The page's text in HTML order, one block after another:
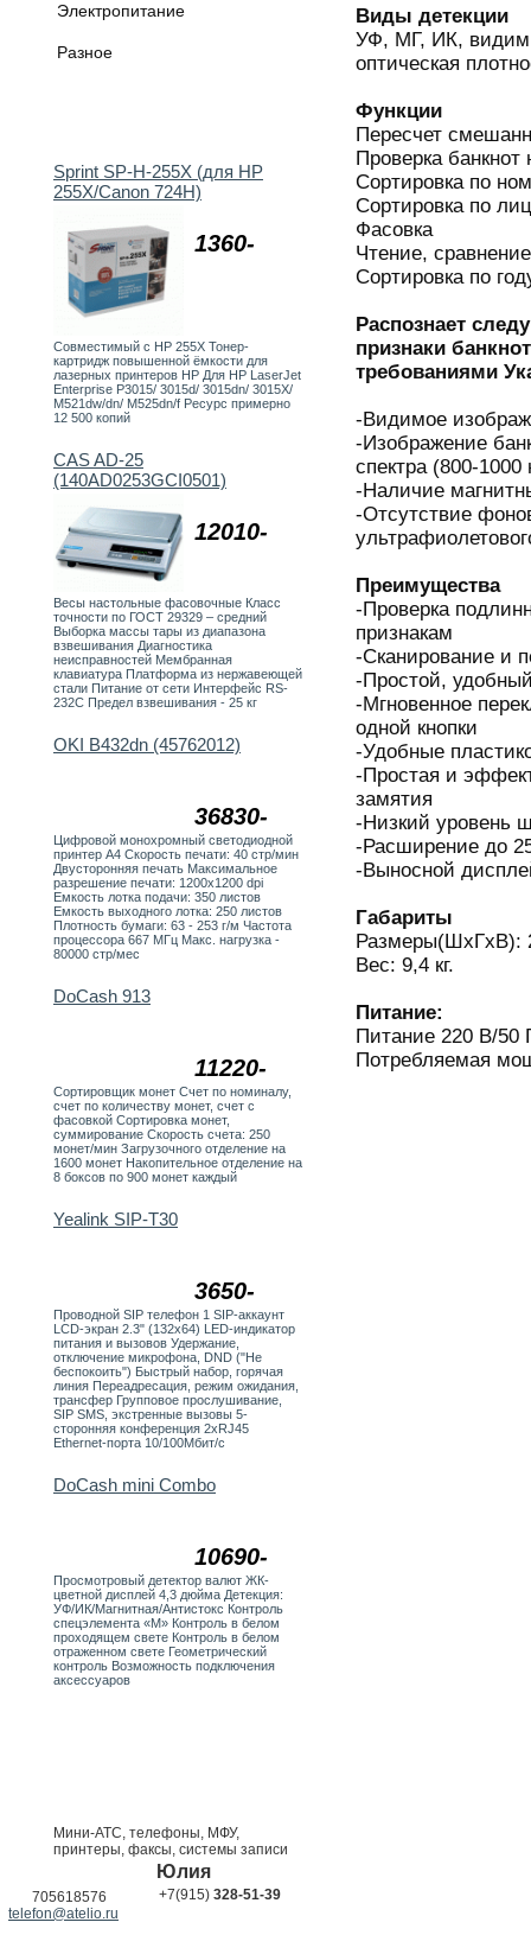
Электропитание
Разное
1360-
Sprint SP-H-255X (для HP
255X/Canon 724H)
Совместимый с HP 255X Тонер-
картридж повышенной ёмкости для
лазерных принтеров HP Для HP LaserJet
Enterprise P3015/ 3015d/ 3015dn/ 3015X/
M521dw/dn/ M525dn/f Ресурс примерно
12 500 копий
12010-
CAS AD-25
(140AD0253GCI0501)
Весы настольные фасовочные Класс
точности по ГОСТ 29329 – средний
Выборка массы тары из диапазона
взвешивания Диагностика
неисправностей Мембранная
клавиатура Платформа из нержавеющей
стали Питание от сети Интерфейс RS-
232С Предел взвешивания - 25 кг
36830-
OKI B432dn (45762012)
Цифровой монохромный светодиодной
принтер А4 Скорость печати: 40 стр/мин
Двусторонняя печать Максимальное
разрешение печати: 1200x1200 dpi
Емкость лотка подачи: 350 листов
Емкость выходного лотка: 250 листов
Плотность бумаги: 63 - 253 г/м Частота
процессора 667 МГц Макс. нагрузка -
80000 стр/мес
11220-
DoCash 913
Сортировщик монет Счет по номиналу,
счет по количеству монет, счет с
фасовкой Сортировка монет,
суммирование Скорость счета: 250
монет/мин Загрузочного отделение на
1600 монет Накопительное отделение на
8 боксов по 900 монет каждый
3650-
Yealink SIP-T30
Проводной SIP телефон 1 SIP-аккаунт
LCD-экран 2.3" (132х64) LED-индикатор
питания и вызовов Удержание,
отключение микрофона, DND ("Не
беспокоить") Быстрый набор, горячая
линия Переадресация, режим ожидания,
трансфер Групповое прослушивание,
SIP SMS, экстренные вызовы 5-
сторонняя конференция 2хRJ45
Ethernet-порта 10/100Мбит/с
10690-
DoCash mini Combo
Просмотровый детектор валют ЖК-
цветной дисплей 4,3 дюйма Детекция:
УФ/ИК/Магнитная/Антистокс Контроль
спецэлемента «М» Контроль в белом
проходящем свете Контроль в белом
отраженном свете Геометрический
контроль Возможность подключения
аксессуаров
Мини-АТС, телефоны, МФУ,
принтеры, факсы, системы записи
Юлия
705618576 +7(915) 328-51-39
telefon@atelio.ru
Виды детекции
УФ, МГ, ИК,
оптическая
Функции
Пересчет
Проверка банкнот
Сортировка по
Сортировка по
Фасовка
Чтение,
Сортировка по
Распознает
признаки
требованиями
-Видимое
-Изображение
спектра (800-1000
-Наличие
-Отсутствие
Преимущества
-Проверка
признакам
-Сканирование и
-Простой,
-Мгновенное
одной кнопки
-Удобные
-Простая и
замятия
-Низкий уровень
-Расширение до
-Выносной
Габариты
Размеры(ШхГхВ):
Вес: 9,4 кг.
Питание:
Питание 220 В/50
Потребляемая